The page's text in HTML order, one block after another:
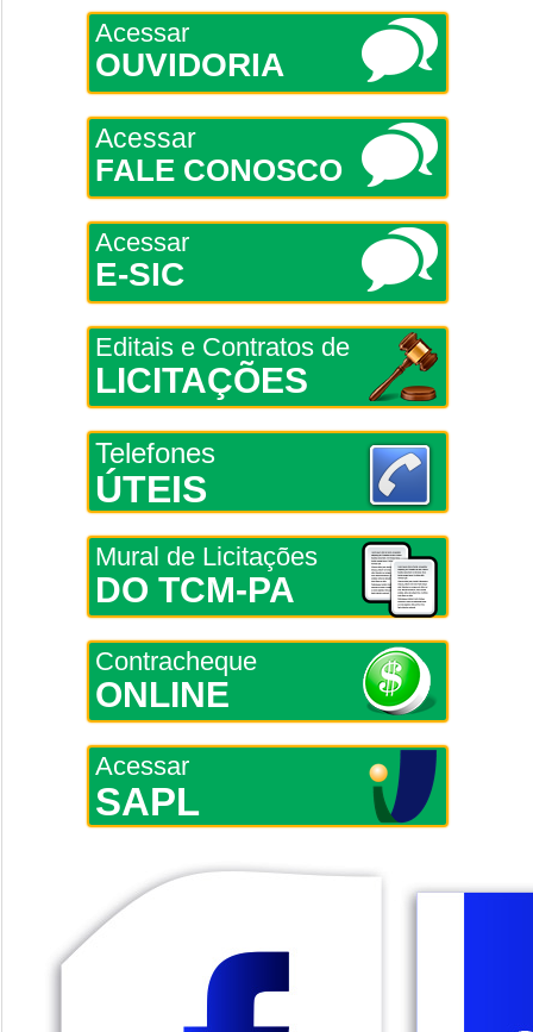
Acessar
OUVIDORIA
Acessar
FALE CONOSCO
Acessar
E-SIC
Editais e Contratos de
LICITAÇÕES
Telefones
ÚTEIS
Mural de Licitações
DO TCM-PA
Contracheque
ONLINE
Acessar
SAPL